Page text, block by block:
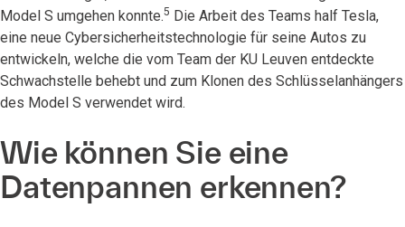
Model S umgehen konnte.5 Die Arbeit des Teams half Tesla,
eine neue Cybersicherheitstechnologie für seine Autos zu
entwickeln, welche die vom Team der KU Leuven entdeckte
Schwachstelle behebt und zum Klonen des Schlüsselanhängers
des Model S verwendet wird.
Wie können Sie eine
Datenpannen erkennen?